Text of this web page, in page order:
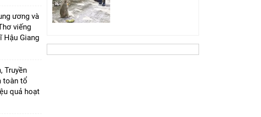
ương và
viếng
Hậu Giang
Truyền
toàn tổ
quả hoạt